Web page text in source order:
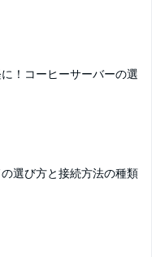
！コーヒーサーバーの選
選び方と接続方法の種類